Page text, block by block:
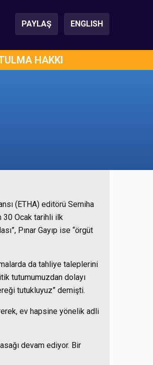
PAYLAŞ ENGLISH
HAKKI
(ETHA) editörü Semiha
30 Ocak tarihli ilk
Pınar Gayıp ise “örgüt
da tahliye taleplerini
tutumumuzdan dolayı
tutukluyuz” demişti.
ev hapsine yönelik adli
devam ediyor. Bir